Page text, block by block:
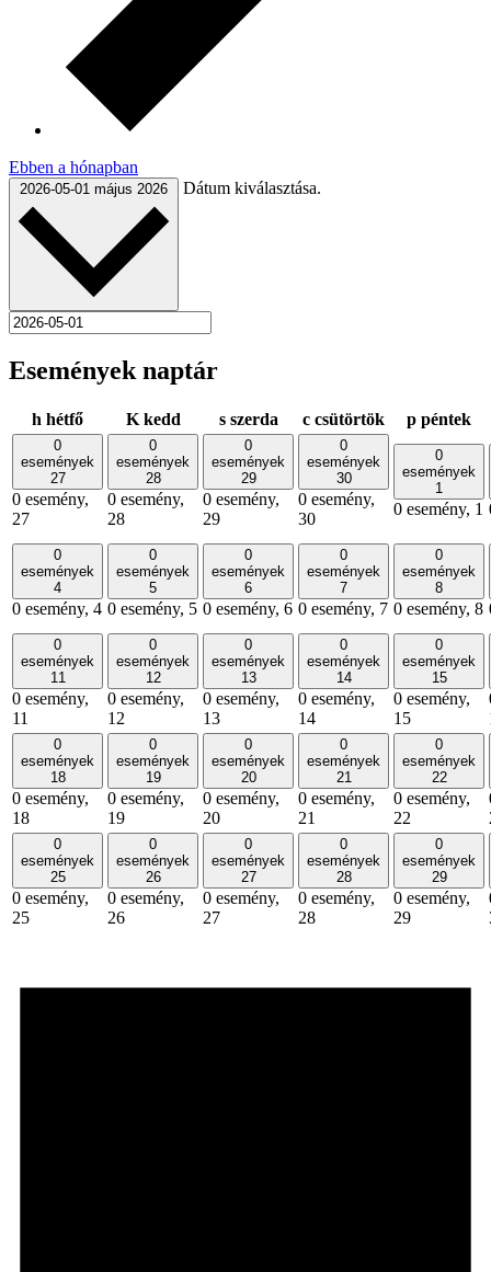
Ebben a hónapban
2026-05-01 május 2026 Dátum kiválasztása.
Események naptár
h hétfő Kkedd s szerda c csütörtök p péntek
0
események
27
0 esemény,
27
0
események
28
0 esemény,
28
0
események
29
0 esemény,
29
0
események
30
0 esemény,
30
0
események
1
0 esemény, 1
0
események
4
0 esemény, 4
0
események
5
0 esemény, 5
0
események
6
0 esemény, 6
0
események
7
0 esemény, 7
0
események
8
0 esemény, 8
0
események
11
0 esemény,
11
0
események
12
0 esemény,
12
0
események
13
0 esemény,
13
0
események
14
0 esemény,
14
0
események
15
0 esemény,
15
0
események
18
0 esemény,
18
0
események
19
0 esemény,
19
0
események
20
0 esemény,
20
0
események
21
0 esemény,
21
0
események
22
0 esemény,
22
0
események
25
0 esemény,
25
0
események
26
0 esemény,
26
0
események
27
0 esemény,
27
0
események
28
0 esemény,
28
0
események
29
0 esemény,
29